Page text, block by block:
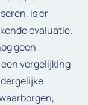
is er
evaluatie.
geen
vergelijking